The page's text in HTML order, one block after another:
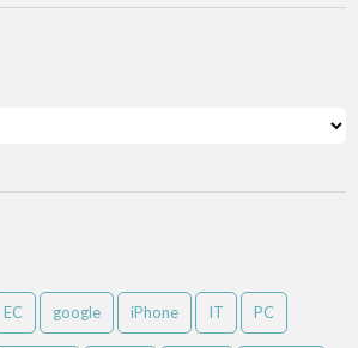
EC google iPhone IT PC